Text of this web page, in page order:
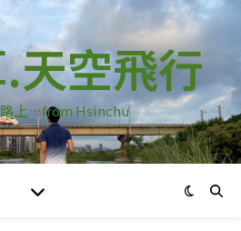
天空飛行
路上…from Hsinchu